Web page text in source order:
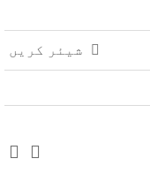
کی ملکیت کا انکشاف
شیئر کریں